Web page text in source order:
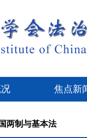
焦点新
两制与基本法